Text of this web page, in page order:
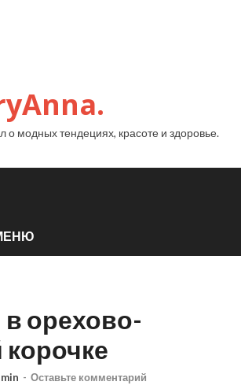
о модных тендециях, красоте и здоровье.
орехово-
- Оставьте комментарий